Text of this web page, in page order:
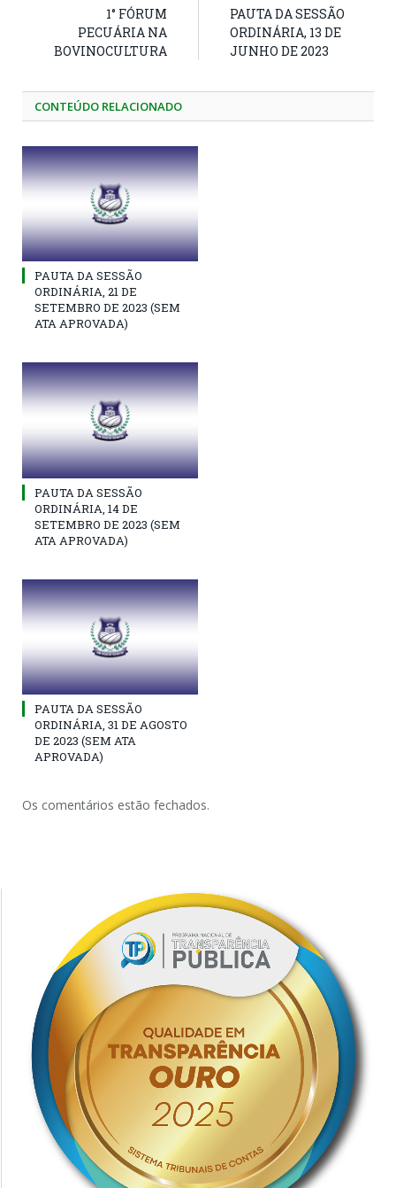
1° FÓRUM
PECUÁRIA NA
BOVINOCULTURA
PAUTA DA SESSÃO
ORDINÁRIA, 13 DE
JUNHO DE 2023
CONTEÚDO RELACIONADO
PAUTA DA SESSÃO
ORDINÁRIA, 21 DE
SETEMBRO DE 2023 (SEM
ATA APROVADA)
PAUTA DA SESSÃO
ORDINÁRIA, 14 DE
SETEMBRO DE 2023 (SEM
ATA APROVADA)
PAUTA DA SESSÃO
ORDINÁRIA, 31 DE AGOSTO
DE 2023 (SEM ATA
APROVADA)
Os comentários estão fechados.